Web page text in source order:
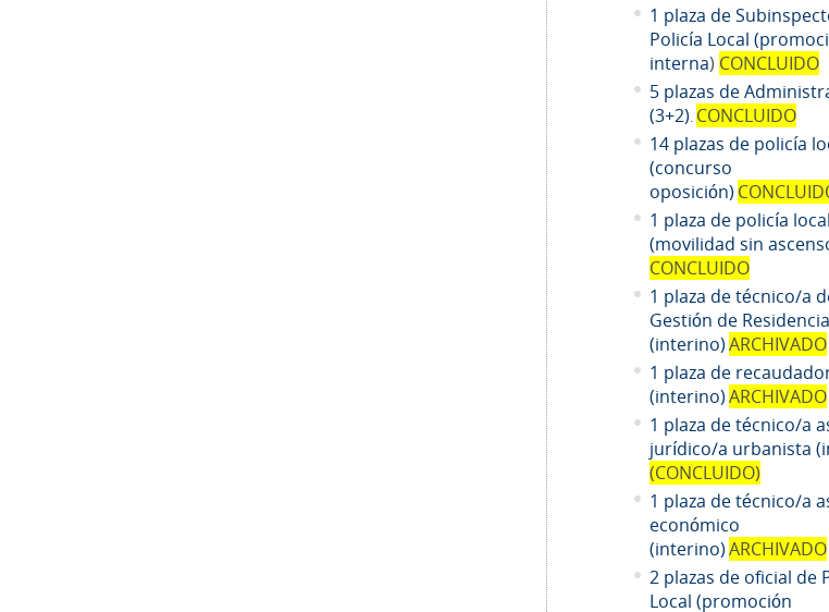
1 plaza de
Policía Local
interna) CONCLUIDO
5 plazas de
(3+2). CONCLUIDO
14 plazas de policía
(concurso
oposición)
1 plaza de policía local
(movilidad sin
CONCLUIDO
1 plaza de técnico/a
Gestión de Residencia
(interino)ARCHIVADO
1 plaza de
(interino)ARCHIVADO
1 plaza de técnico/a
jurídico/a urbanista
(CONCLUIDO)
1 plaza de técnico/a
económico
(interino)ARCHIVADO
2 plazas de oficial de
Local (promoción